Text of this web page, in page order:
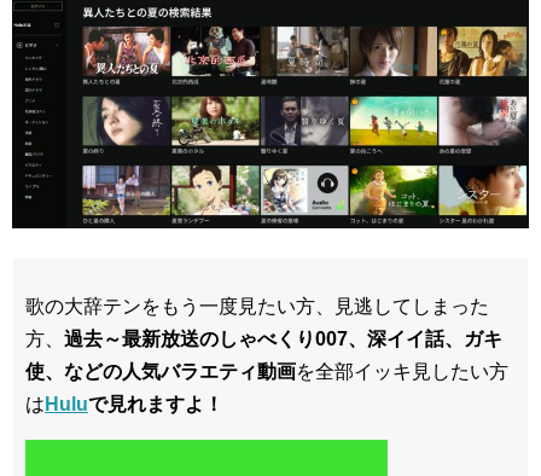
歌の大辞テンをもう一度見たい方、見逃してしまった
方、 過去～最新放送のしゃべくり007、深イイ話、ガキ
使、などの人気バラエティ動画を全部イッキ見したい方
は Huluで見れますよ！